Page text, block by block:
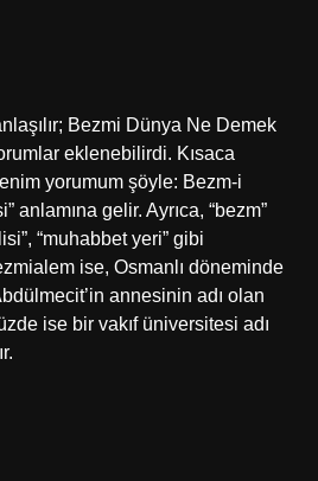
Bezmi Dünya Ne Demek
eklenebilirdi. Kısaca
yorumum şöyle: Bezm-i
anlamına gelir. Ayrıca, “bezm”
“muhabbet yeri” gibi
ise, Osmanlı döneminde
annesinin adı olan
ise bir vakıf üniversitesi adı